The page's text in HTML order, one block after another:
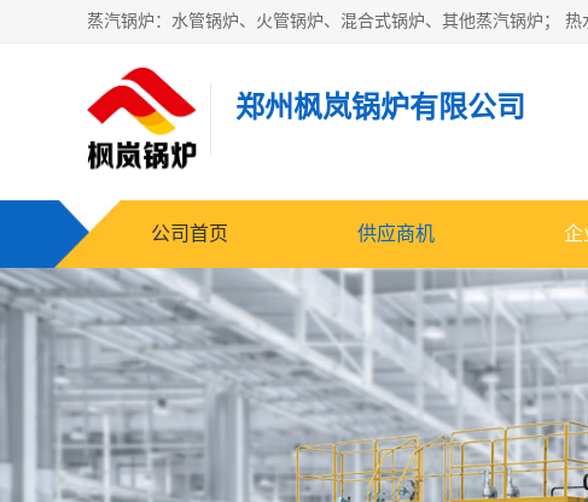
郑州枫岚锅炉有限公司
公司首页 供应商机 企